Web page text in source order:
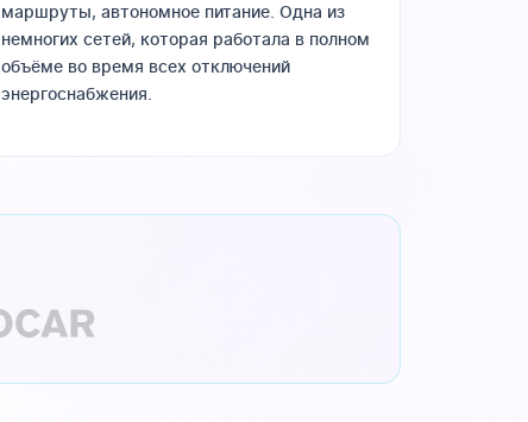
маршруты, автономное питание. Одна из
немногих сетей, которая работала в полном
объёме во время всех отключений
энергоснабжения.